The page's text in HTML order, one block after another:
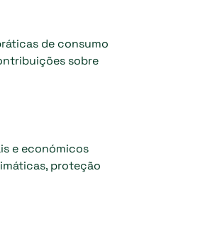
de consumo
sobre
e económicos
proteção